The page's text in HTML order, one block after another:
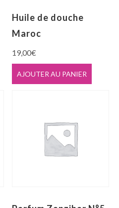
Huile de douche
Maroc
19,00€
AJOUTER AU PANIER